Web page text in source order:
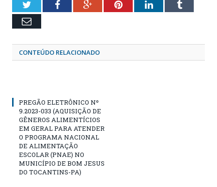
TwitterFacebookGoogle+PinterestLinkedInTumblr
Email
CONTEÚDO RELACIONADO
PREGÃO ELETRÔNICO Nº
9.2023-033 (AQUISIÇÃO DE
GÊNEROS ALIMENTÍCIOS
EM GERAL PARA ATENDER
O PROGRAMA NACIONAL
DE ALIMENTAÇÃO
ESCOLAR (PNAE) NO
MUNICÍPIO DE BOM JESUS
DO TOCANTINS-PA)